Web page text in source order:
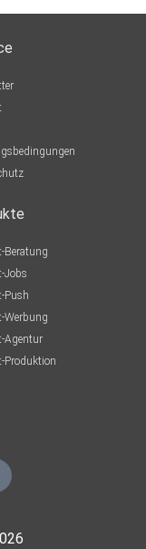
Beratung
Jobs
Push
Werbung
Agentur
Produktion